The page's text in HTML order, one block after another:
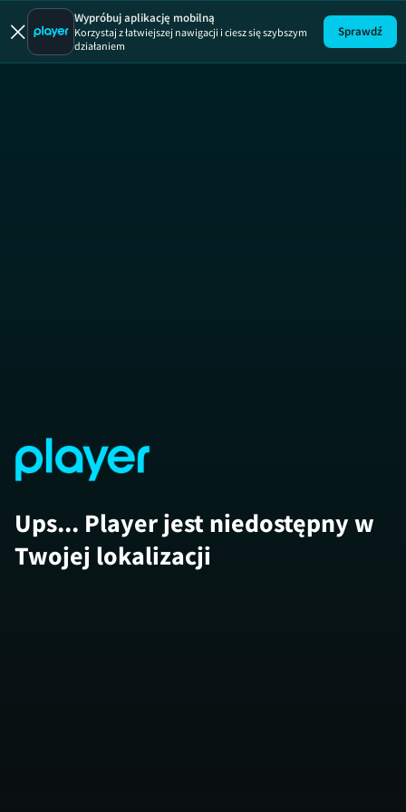
Druga twarz
Wypróbuj aplikację mobilną
Korzystaj z łatwiejszej nawigacji i ciesz się szybszym
działaniem
Sprawdź
Ups... Player jest niedostępny w
Twojej lokalizacji